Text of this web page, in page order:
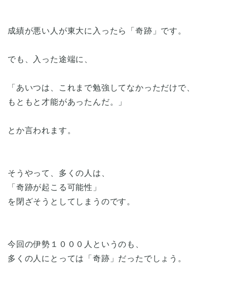
成績が悪い人が東大に入ったら「奇跡」です。
でも、入った途端に、
「あいつは、これまで勉強してなかっただけで、
もともと才能があったんだ。」
とか言われます。
そうやって、多くの人は、
「奇跡が起こる可能性」
を閉ざそうとしてしまうのです。
今回の伊勢１０００人というのも、
多くの人にとっては「奇跡」だったでしょう。